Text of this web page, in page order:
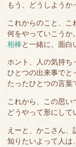
r
b
o
k
e
もう、どうしようか
これからのこと、こ
何をやっていこうか。
相棒と一緒に、面白
ホント、人の気持ち
ひとつの出来事でと
たったひとつの言葉
これから、この思い
どうやって形にして
えーと、かこさん、
知りたいよって人は、